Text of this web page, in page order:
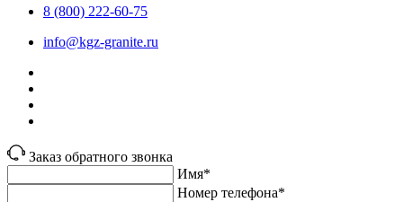
8 (800) 222-60-75
info@kgz-granite.ru
Заказ обратного звонка
Имя*
Номер телефона*